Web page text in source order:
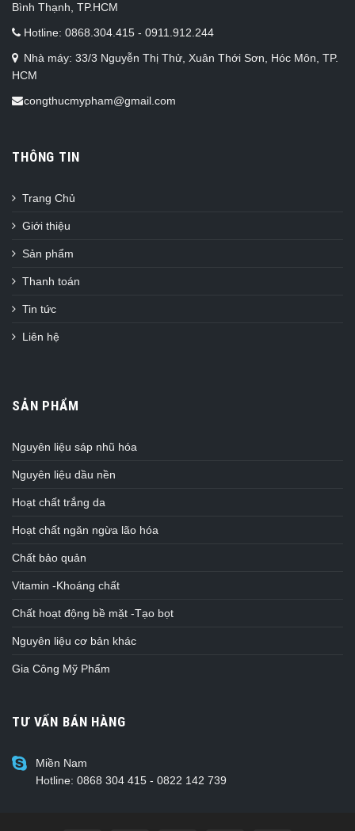
Bình Thạnh, TP.HCM
Hotline: 0868.304.415 - 0911.912.244
Nhà máy: 33/3 Nguyễn Thị Thử, Xuân Thới Sơn, Hóc Môn, TP.
HCM
congthucmypham@gmail.com
THÔNG TIN
Trang Chủ
Giới thiệu
Sản phẩm
Thanh toán
Tin tức
Liên hệ
SẢN PHẨM
Nguyên liệu sáp nhũ hóa
Nguyên liệu dầu nền
Hoạt chất trắng da
Hoạt chất ngăn ngừa lão hóa
Chất bảo quản
Vitamin -Khoáng chất
Chất hoạt động bề mặt -Tạo bọt
Nguyên liệu cơ bản khác
Gia Công Mỹ Phẩm
TƯ VẤN BÁN HÀNG
Miền Nam
Hotline: 0868 304 415 - 0822 142 739